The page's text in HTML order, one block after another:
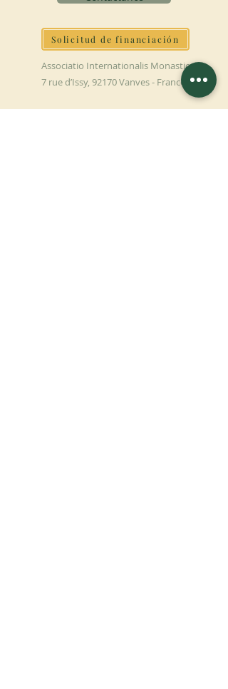
Solicitud de financiación
Associatio Internationalis Monastica
7 rue d’Issy, 92170 Vanves - France